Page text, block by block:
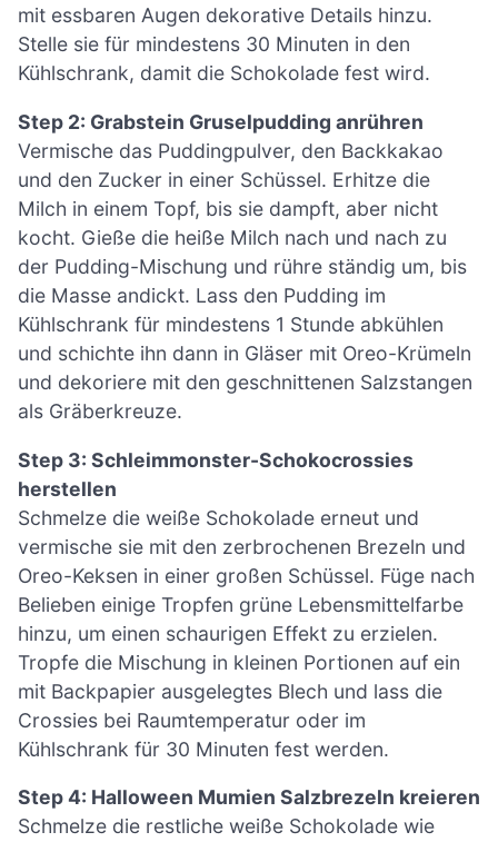
mit essbaren Augen dekorative Details hinzu.
Stelle sie für mindestens 30 Minuten in den
Kühlschrank, damit die Schokolade fest wird.
Step 2: Grabstein Gruselpudding anrühren
Vermische das Puddingpulver, den Backkakao
und den Zucker in einer Schüssel. Erhitze die
Milch in einem Topf, bis sie dampft, aber nicht
kocht. Gieße die heiße Milch nach und nach zu
der Pudding-Mischung und rühre ständig um, bis
die Masse andickt. Lass den Pudding im
Kühlschrank für mindestens 1 Stunde abkühlen
und schichte ihn dann in Gläser mit Oreo-Krümeln
und dekoriere mit den geschnittenen Salzstangen
als Gräberkreuze.
Step 3: Schleimmonster-Schokocrossies
herstellen
Schmelze die weiße Schokolade erneut und
vermische sie mit den zerbrochenen Brezeln und
Oreo-Keksen in einer großen Schüssel. Füge nach
Belieben einige Tropfen grüne Lebensmittelfarbe
hinzu, um einen schaurigen Effekt zu erzielen.
Tropfe die Mischung in kleinen Portionen auf ein
mit Backpapier ausgelegtes Blech und lass die
Crossies bei Raumtemperatur oder im
Kühlschrank für 30 Minuten fest werden.
Step 4: Halloween Mumien Salzbrezeln kreieren
Schmelze die restliche weiße Schokolade wie